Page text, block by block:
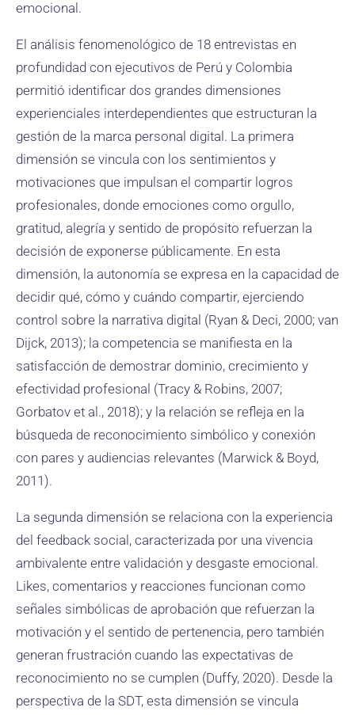
emocional.
El análisis fenomenológico de 18 entrevistas en
profundidad con ejecutivos de Perú y Colombia
permitió identificar dos grandes dimensiones
experienciales interdependientes que estructuran la
gestión de la marca personal digital. La primera
dimensión se vincula con los sentimientos y
motivaciones que impulsan el compartir logros
profesionales, donde emociones como orgullo,
gratitud, alegría y sentido de propósito refuerzan la
decisión de exponerse públicamente. En esta
dimensión, la autonomía se expresa en la capacidad de
decidir qué, cómo y cuándo compartir, ejerciendo
control sobre la narrativa digital (Ryan & Deci, 2000; van
Dijck, 2013); la competencia se manifiesta en la
satisfacción de demostrar dominio, crecimiento y
efectividad profesional (Tracy & Robins, 2007;
Gorbatov et al., 2018); y la relación se refleja en la
búsqueda de reconocimiento simbólico y conexión
con pares y audiencias relevantes (Marwick & Boyd,
2011).
La segunda dimensión se relaciona con la experiencia
del feedback social, caracterizada por una vivencia
ambivalente entre validación y desgaste emocional.
Likes, comentarios y reacciones funcionan como
señales simbólicas de aprobación que refuerzan la
motivación y el sentido de pertenencia, pero también
generan frustración cuando las expectativas de
reconocimiento no se cumplen (Duffy, 2020). Desde la
perspectiva de la SDT, esta dimensión se vincula